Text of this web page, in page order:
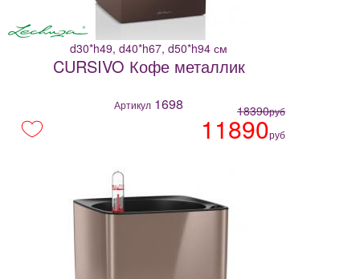
d30*h49, d40*h67, d50*h94 см
CURSIVO Кофе металлик
Артикул 1698 18390руб
11890руб